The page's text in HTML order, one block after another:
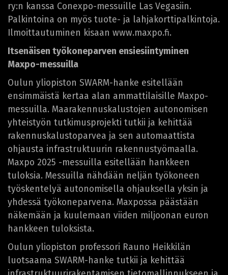
ry:n kanssa Conexpo-messuille Las Vegasiin.
Palkintoina on myös tuote- ja lahjakorttipalkintoja.
Ilmoittautuminen kisaan www.maxpo.fi.
Itsenäisen työkoneparven ensiesiintyminen
Maxpo-messuilla
Oulun yliopiston SWARM-hanke esitellään
ensimmäistä kertaa alan ammattilaisille Maxpo-
messuilla. Maarakennuskalustojen autonomisen
yhteistyön tutkimusprojekti tutkii ja kehittää
rakennuskalustoparvea ja sen automaattista
ohjausta infrastruktuurin rakennustyömaalla.
Maxpo 2025 -messuilla esitellään hankkeen
tuloksia. Messuilla nähdään neljän työkoneen
työskentelyä autonomisella ohjauksella yksin ja
yhdessä työkoneparvena. Maxpossa päästään
näkemään ja kuulemaan viiden miljoonan euron
hankkeen tuloksista.
Oulun yliopiston professori Rauno Heikkilän
luotsaama SWARM-hanke tutkii ja kehittää